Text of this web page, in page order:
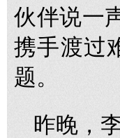
伙伴说一
携手渡过
题。
昨晚，